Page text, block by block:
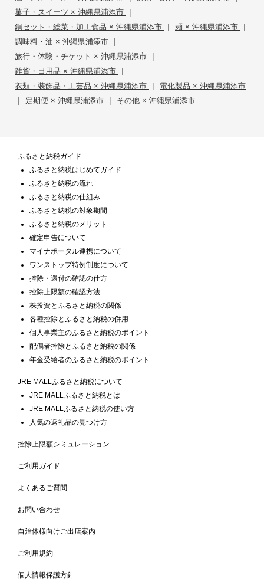
菓子・スイーツ × 沖縄県浦添市 |
鍋セット・総菜・加工食品 × 沖縄県浦添市 | 麺 × 沖縄県浦添市 |
調味料・油 × 沖縄県浦添市 |
旅行・体験・チケット × 沖縄県浦添市 |
雑貨・日用品 × 沖縄県浦添市 |
衣類・装飾品・工芸品 × 沖縄県浦添市 | 電化製品 × 沖縄県浦添市
| 定期便 × 沖縄県浦添市 | その他 × 沖縄県浦添市
ふるさと納税ガイド
ふるさと納税はじめてガイド
ふるさと納税の流れ
ふるさと納税の仕組み
ふるさと納税の対象期間
ふるさと納税のメリット
確定申告について
マイナポータル連携について
ワンストップ特例制度について
控除・還付の確認の仕方
控除上限額の確認方法
株投資とふるさと納税の関係
各種控除とふるさと納税の併用
個人事業主のふるさと納税のポイント
配偶者控除とふるさと納税の関係
年金受給者のふるさと納税のポイント
JRE MALLふるさと納税について
JRE MALLふるさと納税とは
JRE MALLふるさと納税の使い方
人気の返礼品の見つけ方
控除上限額シミュレーション
ご利用ガイド
よくあるご質問
お問い合わせ
自治体様向けご出店案内
ご利用規約
個人情報保護方針